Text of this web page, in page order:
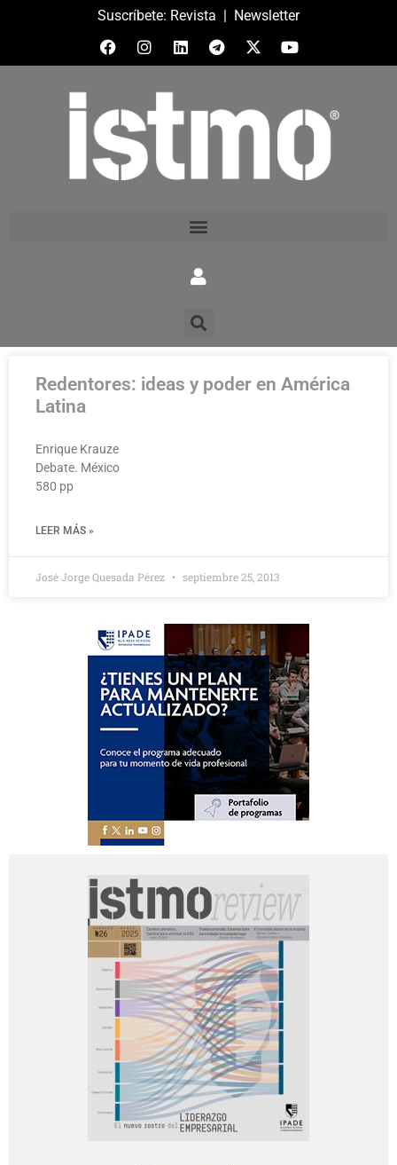
Suscríbete: Revista | Newsletter
Redentores: ideas y poder en América
Latina
Enrique Krauze
Debate. México
580 pp
LEER MÁS »
José Jorge Quesada Pérez septiembre 25, 2013